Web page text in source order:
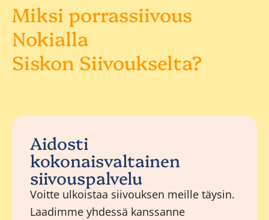
Miksi porrassiivous
Nokialla
Siskon Siivoukselta?
Aidosti
kokonaisvaltainen
siivouspalvelu
Voitte ulkoistaa siivouksen meille täysin.
Laadimme yhdessä kanssanne